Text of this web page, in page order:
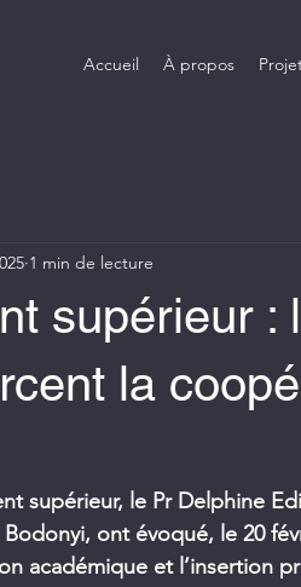
Accueil À propos
supérieur :
la
1 min de lecture
supérieur, le Pr Delphine
ont évoqué, le 20
académique et l’insertion